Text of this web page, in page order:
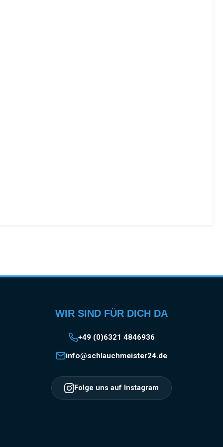
WIR SIND FÜR DICH DA
+49 (0)6321 4846936
info@schlauchmeister24.de
Folge uns auf Instagram